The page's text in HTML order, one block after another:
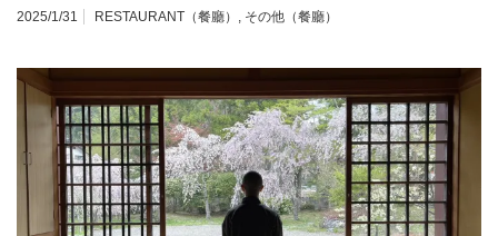
2025/1/31 RESTAURANT（餐廳） , その他（餐廳）